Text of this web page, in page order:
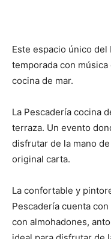
Este espacio único
temporada con
cocina de mar.
La Pescadería cocina
terraza. Un evento
disfrutar de la mano
original carta.
La confortable y
Pescadería cuenta
con almohadones,